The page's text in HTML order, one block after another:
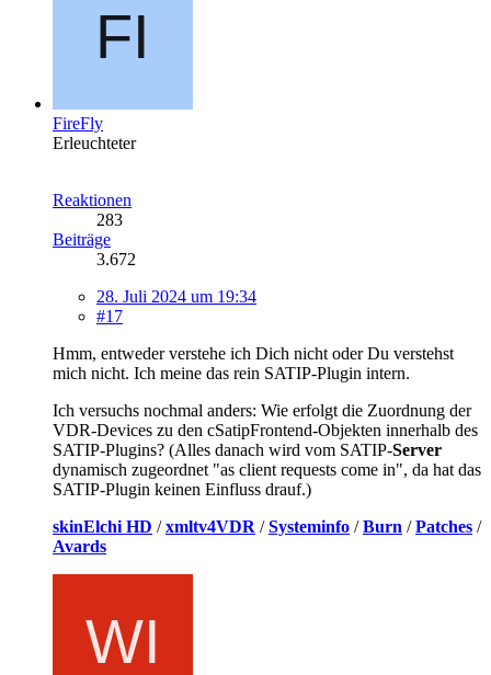
FireFly
Erleuchteter
Reaktionen
283
Beiträge
3.672
28. Juli 2024 um 19:34
#17
Hmm, entweder verstehe ich Dich nicht oder Du verstehst
mich nicht. Ich meine das rein SATIP-Plugin intern.
Ich versuchs nochmal anders: Wie erfolgt die Zuordnung der
VDR-Devices zu den cSatipFrontend-Objekten innerhalb des
SATIP-Plugins? (Alles danach wird vom SATIP-Server
dynamisch zugeordnet "as client requests come in", da hat das
SATIP-Plugin keinen Einfluss drauf.)
skinElchi HD /xmltv4VDR /Systeminfo /Burn /Patches /
Avards